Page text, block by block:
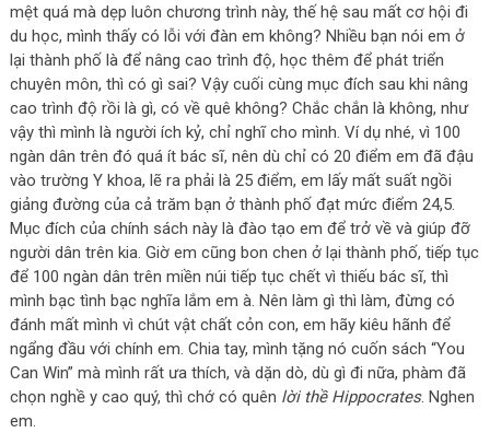
mệt quá mà dẹp luôn chương trình này, thế hệ sau mất cơ hội đi
du học, mình thấy có lỗi với đàn em không? Nhiều bạn nói em ở
lại thành phố là để nâng cao trình độ, học thêm để phát triển
chuyên môn, thì có gì sai? Vậy cuối cùng mục đích sau khi nâng
cao trình độ rồi là gì, có về quê không? Chắc chắn là không, như
vậy thì mình là người ích kỷ, chỉ nghĩ cho mình. Ví dụ nhé, vì 100
ngàn dân trên đó quá ít bác sĩ, nên dù chỉ có 20 điểm em đã đậu
vào trường Y khoa, lẽ ra phải là 25 điểm, em lấy mất suất ngồi
giảng đường của cả trăm bạn ở thành phố đạt mức điểm 24,5.
Mục đích của chính sách này là đào tạo em để trở về và giúp đỡ
người dân trên kia. Giờ em cũng bon chen ở lại thành phố, tiếp tục
để 100 ngàn dân trên miền núi tiếp tục chết vì thiếu bác sĩ, thì
mình bạc tình bạc nghĩa lắm em à. Nên làm gì thì làm, đừng có
đánh mất mình vì chút vật chất cỏn con, em hãy kiêu hãnh để
ngẩng đầu với chính em. Chia tay, mình tặng nó cuốn sách “You
Can Win” mà mình rất ưa thích, và dặn dò, dù gì đi nữa, phàm đã
chọn nghề y cao quý, thì chớ có quên lời thề Hippocrates. Nghen
em.